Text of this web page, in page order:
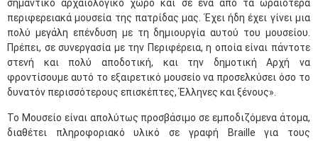
σημαντικό αρχαιολογικό χώρο και σε ένα από τα ωραιότερα
περιφερειακά μουσεία της πατρίδας μας. Έχει ήδη έχει γίνει μια
πολύ μεγάλη επένδυση με τη δημιουργία αυτού του μουσείου.
Πρέπει, σε συνεργασία με την Περιφέρεια, η οποία είναι πάντοτε
στενή και πολύ αποδοτική, και την δημοτική Αρχή να
φροντίσουμε αυτό το εξαιρετικό μουσείο να προσελκύσει όσο το
δυνατόν περισσότερους επισκέπτες, Έλληνες και ξένους».
Το Μουσείο είναι απολύτως προσβάσιμο σε εμποδιζόμενα άτομα,
διαθέτει πληροφοριακό υλικό σε γραφή Braille για τους